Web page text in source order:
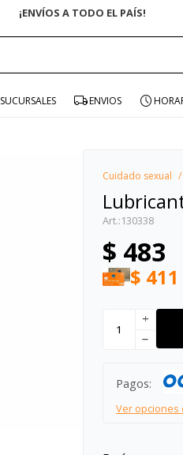
¡ENVÍOS A TODO EL PAÍS!
SUCURSALES ENVIOS
Cuidado sexual
130338
$ 483
$ 411
add
remove
Pagos:
Ver opciones